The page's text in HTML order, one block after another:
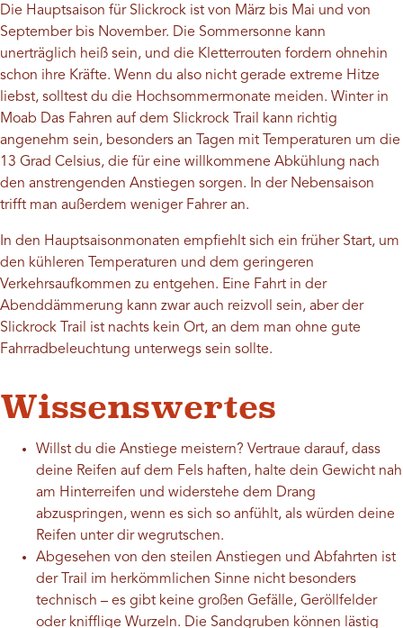
Die Hauptsaison für Slickrock ist von März bis Mai und von
September bis November. Die Sommersonne kann
unerträglich heiß sein, und die Kletterrouten fordern ohnehin
schon ihre Kräfte. Wenn du also nicht gerade extreme Hitze
liebst, solltest du die Hochsommermonate meiden. Winter in
Moab Das Fahren auf dem Slickrock Trail kann richtig
angenehm sein, besonders an Tagen mit Temperaturen um die
13 Grad Celsius, die für eine willkommene Abkühlung nach
den anstrengenden Anstiegen sorgen. In der Nebensaison
trifft man außerdem weniger Fahrer an.
In den Hauptsaisonmonaten empfiehlt sich ein früher Start, um
den kühleren Temperaturen und dem geringeren
Verkehrsaufkommen zu entgehen. Eine Fahrt in der
Abenddämmerung kann zwar auch reizvoll sein, aber der
Slickrock Trail ist nachts kein Ort, an dem man ohne gute
Fahrradbeleuchtung unterwegs sein sollte.
Wissenswertes
Willst du die Anstiege meistern? Vertraue darauf, dass
deine Reifen auf dem Fels haften, halte dein Gewicht nah
am Hinterreifen und widerstehe dem Drang
abzuspringen, wenn es sich so anfühlt, als würden deine
Reifen unter dir wegrutschen.
Abgesehen von den steilen Anstiegen und Abfahrten ist
der Trail im herkömmlichen Sinne nicht besonders
technisch – es gibt keine großen Gefälle, Geröllfelder
oder knifflige Wurzeln. Die Sandgruben können lästig